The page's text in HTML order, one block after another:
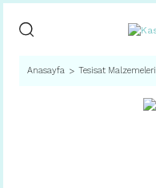
Anasayfa Tesisat Malzemeleri